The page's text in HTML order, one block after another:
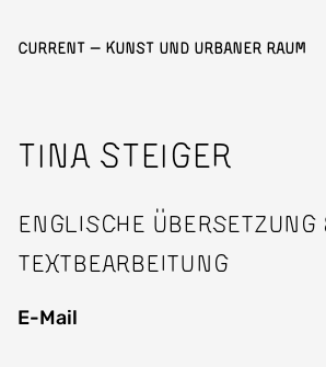
Current — Kunst und Urbaner Raum
TINA STEIGER
Englische Übersetzung
Textbearbeitung
E-Mail